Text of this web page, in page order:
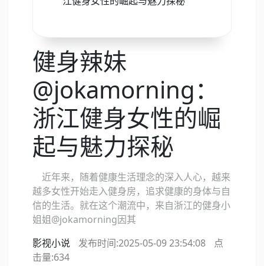
健身辣妹
@jokamorning：
浙江健身女性的崛
起与魅力探秘
近年来，随着健康生活理念的深入人心，越来
越多女性开始走入健身房，追求健康的身体与自
信的生活。就在这个潮流中，来自浙江的健身小
姐姐@jokamorning因其
影视小说
发布时间:2025-05-09 23:54:08
点
击量:634